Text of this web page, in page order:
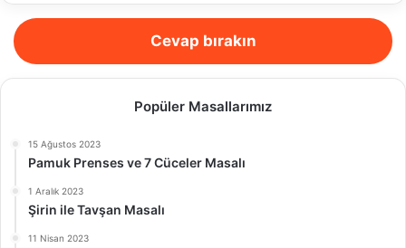
Cevap bırakın
Popüler Masallarımız
15 Ağustos 2023
Pamuk Prenses ve 7 Cüceler Masalı
1 Aralık 2023
Şirin ile Tavşan Masalı
11 Nisan 2023